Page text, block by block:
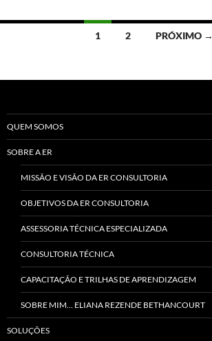
posts
1 2 PRÓXIMO →
QUEM SOMOS
SOBRE A ER
MISSÃO E VISÃO DA ER CONSULTORIA
OBJETIVOS DA ER CONSULTORIA
ASSESSORIA TÉCNICA ESPECIALIZADA
CONSULTORIA TÉCNICA
CAPACITAÇÃO E TRILHAS DE APRENDIZAGEM
SOBRE MIM… ELIANA REZENDE BETHANCOURT
SOLUÇÕES